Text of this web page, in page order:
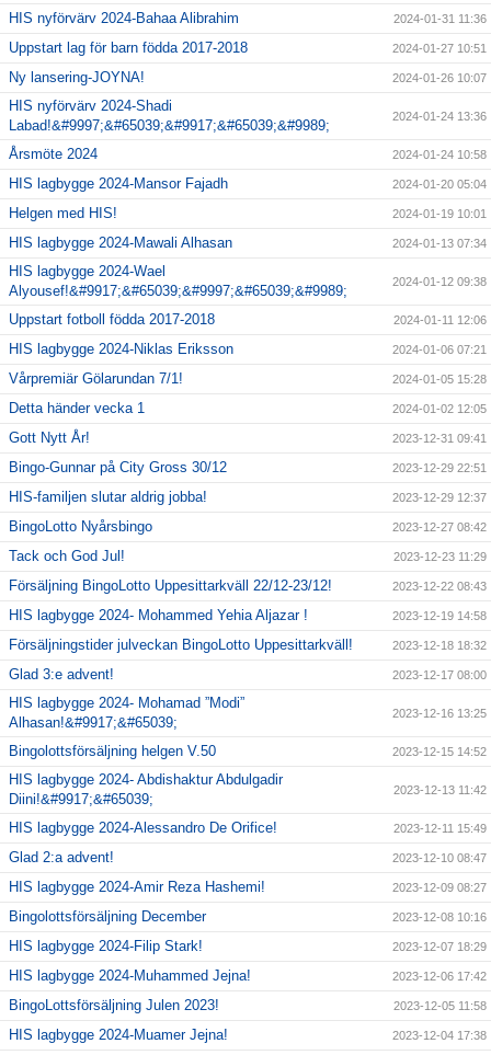
HIS nyförvärv 2024-Bahaa Alibrahim 2024-01-31 11:36
Uppstart lag för barn födda 2017-2018 2024-01-27 10:51
Ny lansering-JOYNA! 2024-01-26 10:07
HIS nyförvärv 2024-Shadi
Labad!&#9997;&#65039;&#9917;&#65039;&#9989;
2024-01-24 13:36
Årsmöte 2024 2024-01-24 10:58
HIS lagbygge 2024-Mansor Fajadh 2024-01-20 05:04
Helgen med HIS! 2024-01-19 10:01
HIS lagbygge 2024-Mawali Alhasan 2024-01-13 07:34
HIS lagbygge 2024-Wael
Alyousef!&#9917;&#65039;&#9997;&#65039;&#9989;
2024-01-12 09:38
Uppstart fotboll födda 2017-2018 2024-01-11 12:06
HIS lagbygge 2024-Niklas Eriksson 2024-01-06 07:21
Vårpremiär Gölarundan 7/1! 2024-01-05 15:28
Detta händer vecka 1 2024-01-02 12:05
Gott Nytt År! 2023-12-31 09:41
Bingo-Gunnar på City Gross 30/12 2023-12-29 22:51
HIS-familjen slutar aldrig jobba! 2023-12-29 12:37
BingoLotto Nyårsbingo 2023-12-27 08:42
Tack och God Jul! 2023-12-23 11:29
Försäljning BingoLotto Uppesittarkväll 22/12-23/12! 2023-12-22 08:43
HIS lagbygge 2024- Mohammed Yehia Aljazar ! 2023-12-19 14:58
Försäljningstider julveckan BingoLotto Uppesittarkväll! 2023-12-18 18:32
Glad 3:e advent! 2023-12-17 08:00
HIS lagbygge 2024- Mohamad ”Modi”
Alhasan!&#9917;&#65039;
2023-12-16 13:25
Bingolottsförsäljning helgen V.50 2023-12-15 14:52
HIS lagbygge 2024- Abdishaktur Abdulgadir
Diini!&#9917;&#65039;
2023-12-13 11:42
HIS lagbygge 2024-Alessandro De Orifice! 2023-12-11 15:49
Glad 2:a advent! 2023-12-10 08:47
HIS lagbygge 2024-Amir Reza Hashemi! 2023-12-09 08:27
Bingolottsförsäljning December 2023-12-08 10:16
HIS lagbygge 2024-Filip Stark! 2023-12-07 18:29
HIS lagbygge 2024-Muhammed Jejna! 2023-12-06 17:42
BingoLottsförsäljning Julen 2023! 2023-12-05 11:58
HIS lagbygge 2024-Muamer Jejna! 2023-12-04 17:38